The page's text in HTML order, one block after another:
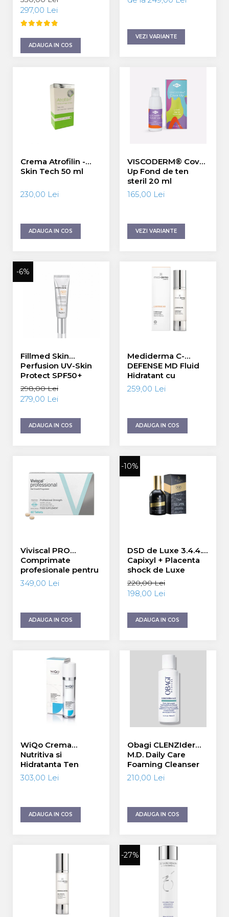
SPF 50 - 55 ml
297,00 Lei
ADAUGA IN COS
VEZI VARIANTE
Crema Atrofilin -
Skin Tech 50 ml
230,00 Lei
ADAUGA IN COS
VISCODERM® Cover
Up Fond de ten
steril 20 ml
165,00 Lei
VEZI VARIANTE
-6%
Fillmed Skin
Perfusion UV-Skin
Protect SPF50+
50ml
298,00 Lei
279,00 Lei
ADAUGA IN COS
Mediderma C-
DEFENSE MD Fluid
Hidratant cu
Vitamina C 50ml
259,00 Lei
ADAUGA IN COS
Viviscal PRO
Comprimate
profesionale pentru
creșterea părului
pentru bărbați și
349,00 Lei
ADAUGA IN COS
-10%
DSD de Luxe 3.4.4.
Capixyl + Placenta
shock de Luxe
Lotion Loțiune de
lux șoc cu Capixyl
siPlacentă 100 ml
220,00 Lei
198,00 Lei
ADAUGA IN COS
WiQo Crema
Nutritiva si
Hidratanta Ten
Uscat 50 ml
303,00 Lei
ADAUGA IN COS
Obagi CLENZIderm
M.D. Daily Care
Foaming Cleanser
118 ml
210,00 Lei
ADAUGA IN COS
-27%